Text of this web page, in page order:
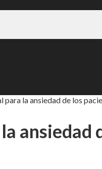
para la ansiedad de los